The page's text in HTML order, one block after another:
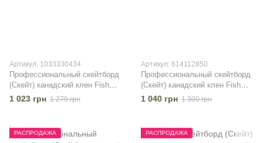
Артикул: 1033330434
Профессиональный скейтборд
(Скейт) канадский клен Fish
Skateboard "Happy Skate"
1 023 грн 1 279 грн
Артикул: 614112850
Профессиональный скейтборд
(Скейт) канадский клен Fish
Skateboard "Wolf"
1 040 грн 1 300 грн
РАСПРОДАЖА РАСПРОДАЖА